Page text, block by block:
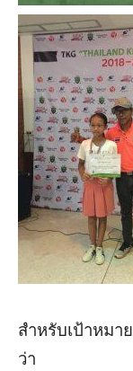
สำหรับเป้าหมาย
ว่า